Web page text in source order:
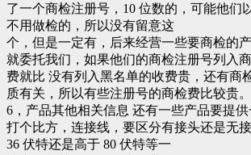
了一个商检注册号，10 位数的，可能他们
不用做检的，所以没有留意这
个，但是一定有，后来经营一些要商检的
就委托我们，如果他们的商检注册号列入
费就比 没有列入黑名单的收费贵，还有商
质有关，所以有些注册号的商检费比较贵。
6，产品其他相关信息 还有一些产品要提供
打个比方，连接线，要区分有接头还是无
36 伏特还是高于 80 伏特等一